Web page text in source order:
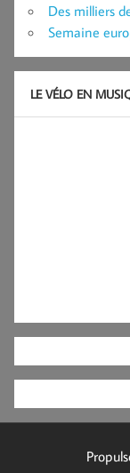
Des milliers
Semaine
LE VÉLO EN